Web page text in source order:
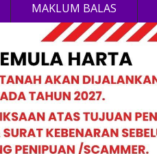
MAKLUM BALAS